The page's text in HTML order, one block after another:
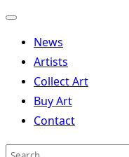
Toggle
navigationNews
Artists
Collect Art
Buy Art
Contact
Search